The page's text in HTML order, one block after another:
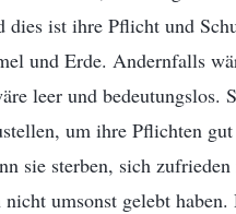
dies ist ihre Pflicht und
und Erde. Andernfalls
leer und bedeutungslos.
um ihre Pflichten
sie sterben, sich
nicht umsonst gelebt